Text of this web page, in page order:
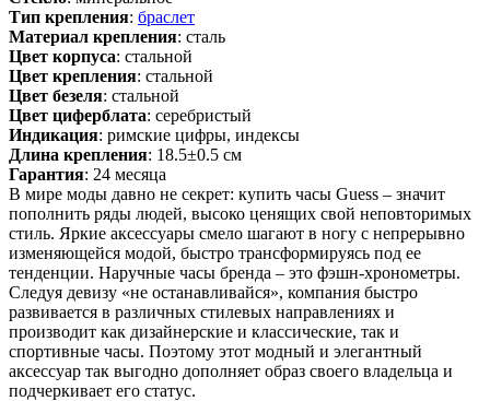
Тип крепления: браслет
Материал крепления: сталь
Цвет корпуса: стальной
Цвет крепления: стальной
Цвет безеля: стальной
Цвет циферблата: серебристый
Индикация: римские цифры, индексы
Длина крепления: 18.5±0.5 см
Гарантия: 24 месяца
В мире моды давно не секрет: купить часы Guess – значит
пополнить ряды людей, высоко ценящих свой неповторимых
стиль. Яркие аксессуары смело шагают в ногу с непрерывно
изменяющейся модой, быстро трансформируясь под ее
тенденции. Наручные часы бренда – это фэшн-хронометры.
Следуя девизу «не останавливайся», компания быстро
развивается в различных стилевых направлениях и
производит как дизайнерские и классические, так и
спортивные часы. Поэтому этот модный и элегантный
аксессуар так выгодно дополняет образ своего владельца и
подчеркивает его статус.